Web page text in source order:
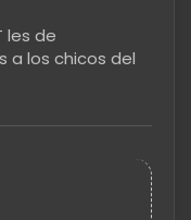
les de
a los chicos del